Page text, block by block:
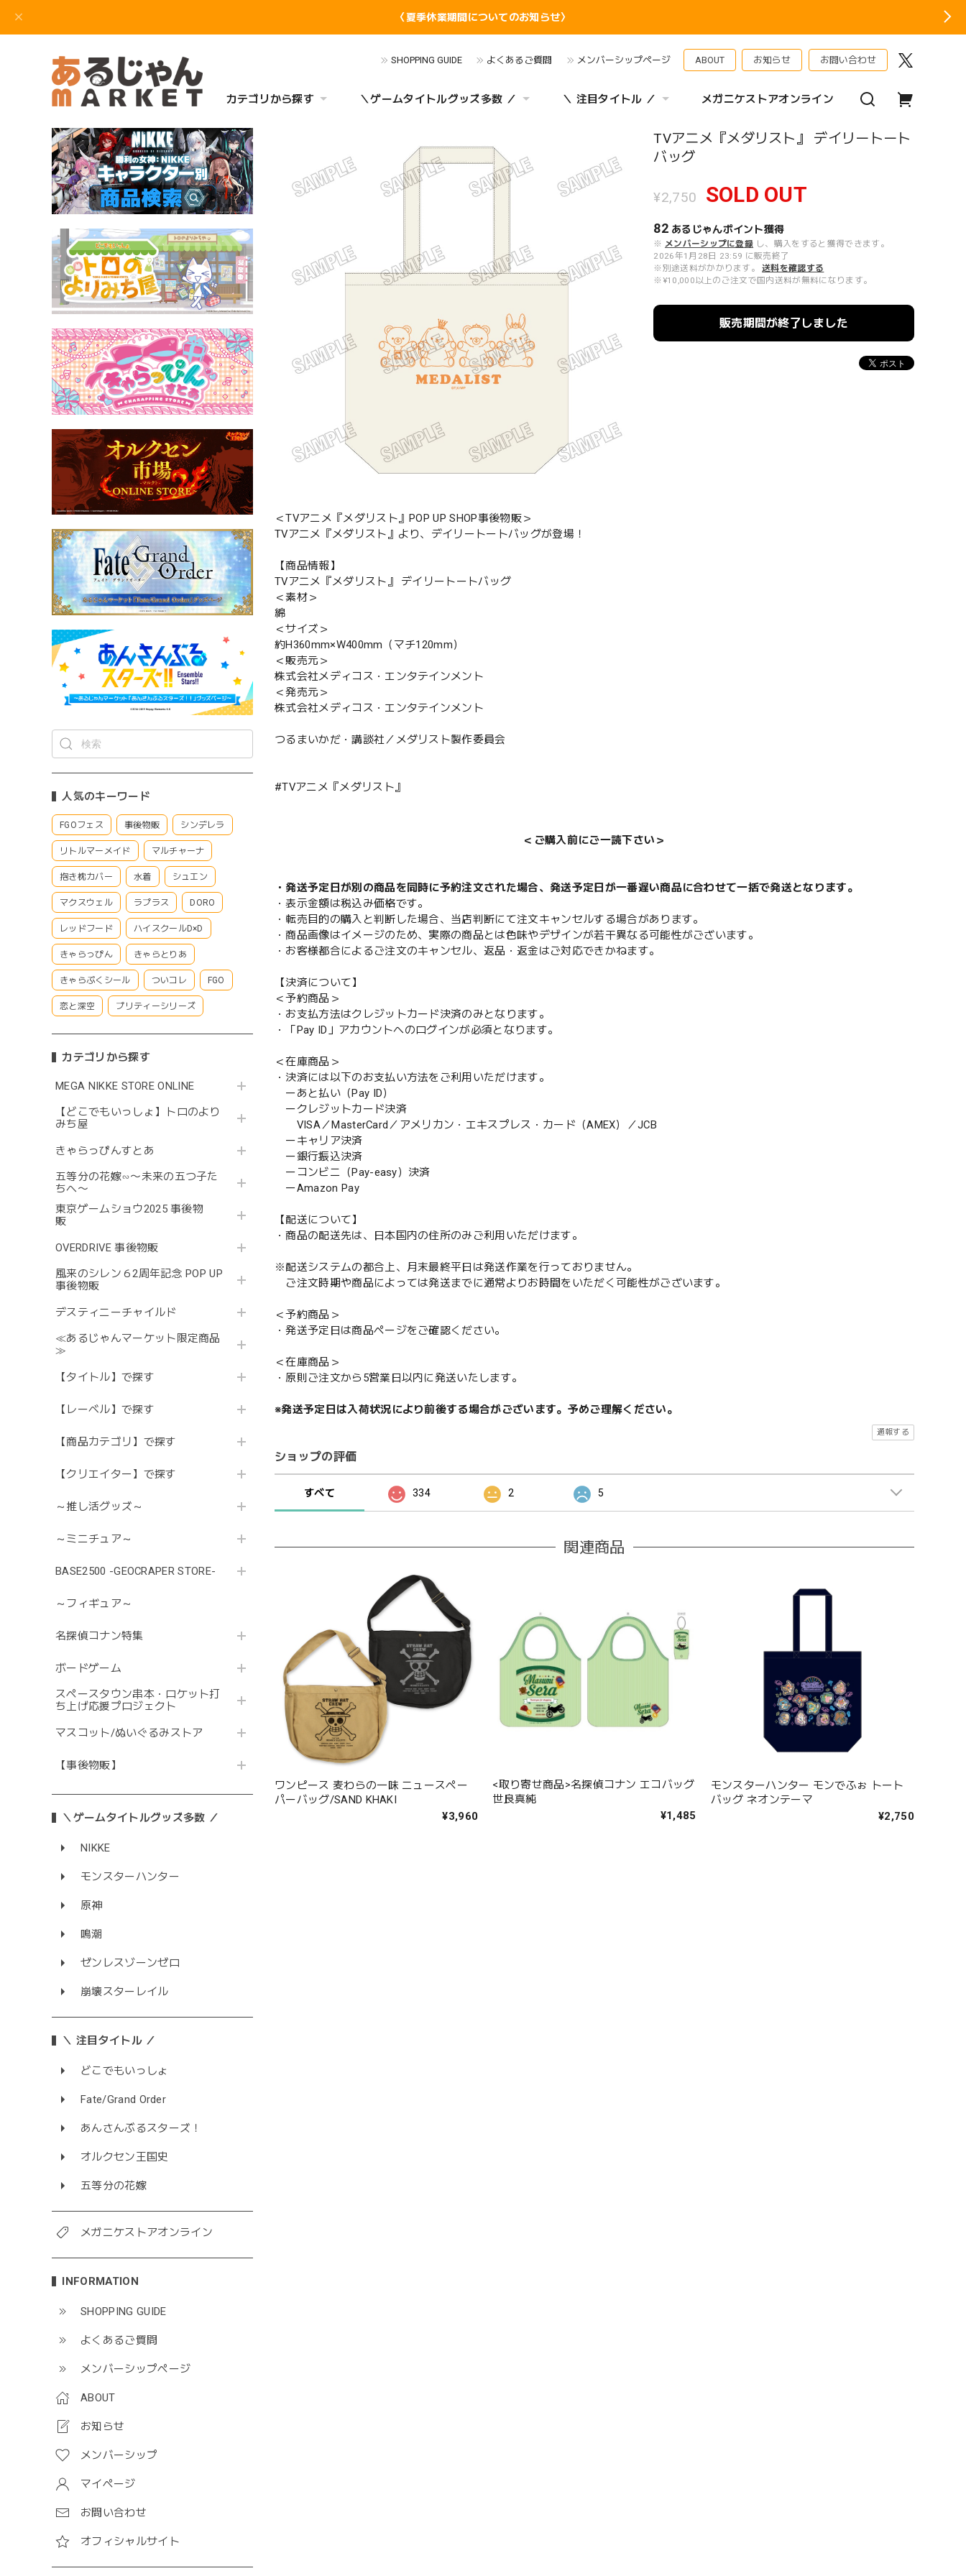
〈夏季休業期間についてのお知らせ〉
SHOPPING GUIDE よくあるご質問 メンバーシップページ ABOUT お知らせ お問い合わせ
カテゴリから探す ＼ゲームタイトルグッズ多数 ／ ＼ 注目タイトル ／ メガニケストアオンライン
人気のキーワード
FGOフェス 事後物販 シンデレラ
リトルマーメイド マルチャーナ
抱き枕カバー 水着 シュエン
マクスウェル ラプラス DORO
レッドフード ハイスクールD×D
きゃらっぴん きゃらとりあ
きゃらぷくシール ついコレ FGO
恋と深空 プリティーシリーズ
カテゴリから探す
MEGA NIKKE STORE ONLINE
【どこでもいっしょ】トロのより
みち屋
きゃらっぴんすとあ
五等分の花嫁∽〜未来の五つ子た
ちへ〜
東京ゲームショウ2025 事後物
販
OVERDRIVE 事後物販
風来のシレン６2周年記念 POP UP
事後物販
デスティニーチャイルド
≪あるじゃんマーケット限定商品
≫
【タイトル】で探す
【レーベル】で探す
【商品カテゴリ】で探す
【クリエイター】で探す
～推し活グッズ～
～ミニチュア～
BASE2500 -GEOCRAPER STORE-
～フィギュア～
名探偵コナン特集
ボードゲーム
スペースタウン串本・ロケット打
ち上げ応援プロジェクト
マスコット/ぬいぐるみストア
【事後物販】
＼ゲームタイトルグッズ多数 ／
NIKKE
モンスターハンター
原神
鳴潮
ゼンレスゾーンゼロ
崩壊スターレイル
＼ 注目タイトル ／
どこでもいっしょ
Fate/Grand Order
あんさんぶるスターズ！
オルクセン王国史
五等分の花嫁
メガニケストアオンライン
INFORMATION
SHOPPING GUIDE
よくあるご質問
メンバーシップページ
ABOUT
お知らせ
メンバーシップ
マイページ
お問い合わせ
オフィシャルサイト
TVアニメ『メダリスト』 デイリートート
バッグ
¥2,750 SOLD OUT
82 あるじゃんポイント獲得
※ メンバーシップに登録 し、購入をすると獲得できます。
2026年1月28日 23:59 に販売終了
※別途送料がかかります。
送料を確認する
※¥10,000以上のご注文で国内送料が無料になります。
販売期間が終了しました
＜TVアニメ『メダリスト』POP UP SHOP事後物販＞
TVアニメ『メダリスト』より、デイリートートバッグが登場！
【商品情報】
TVアニメ『メダリスト』 デイリートートバッグ
＜素材＞
綿
＜サイズ＞
約H360mm×W400mm（マチ120mm）
＜販売元＞
株式会社メディコス・エンタテインメント
＜発売元＞
株式会社メディコス・エンタテインメント
つるまいかだ・講談社／メダリスト製作委員会
#TVアニメ『メダリスト』
＜ご購入前にご一読下さい＞
・発送予定日が別の商品を同時に予約注文された場合、発送予定日が一番遅い商品に合わせて一括で発送となります。
・表示金額は税込み価格です。
・転売目的の購入と判断した場合、当店判断にて注文キャンセルする場合があります。
・商品画像はイメージのため、実際の商品とは色味やデザインが若干異なる可能性がございます。
・お客様都合によるご注文のキャンセル、返品・返金はご対応できかねます。
【決済について】
＜予約商品＞
・お支払方法はクレジットカード決済のみとなります。
・「Pay ID」アカウントへのログインが必須となります。
＜在庫商品＞
・決済には以下のお支払い方法をご利用いただけます。
ーあと払い（Pay ID）
ークレジットカード決済
VISA／MasterCard／アメリカン・エキスプレス・カード（AMEX）／JCB
ーキャリア決済
ー銀行振込決済
ーコンビニ（Pay-easy）決済
ーAmazon Pay
【配送について】
・商品の配送先は、日本国内の住所のみご利用いただけます。
※配送システムの都合上、月末最終平日は発送作業を行っておりません。
ご注文時期や商品によっては発送までに通常よりお時間をいただく可能性がございます。
＜予約商品＞
・発送予定日は商品ページをご確認ください。
＜在庫商品＞
・原則ご注文から5営業日以内に発送いたします。
※発送予定日は入荷状況により前後する場合がございます。予めご理解ください。
通報する
ショップの評価
すべて 334 2 5
関連商品
ワンピース 麦わらの一味 ニュースペー
パーバッグ/SAND KHAKI
¥3,960
<取り寄せ商品>名探偵コナン エコバッグ
世良真純
¥1,485
モンスターハンター モンでふぉ トート
バッグ ネオンテーマ
¥2,750